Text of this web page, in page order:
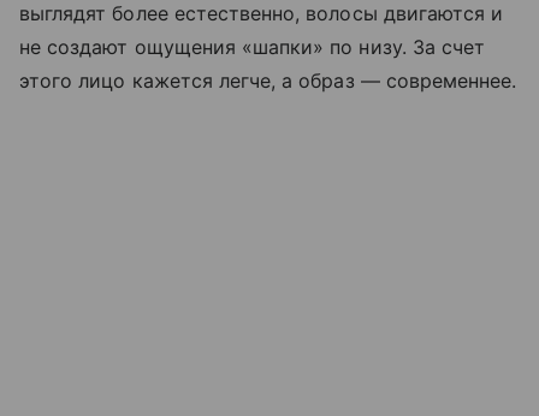
выглядят более естественно, волосы двигаются и
не создают ощущения «шапки» по низу. За счет
этого лицо кажется легче, а образ — современнее.